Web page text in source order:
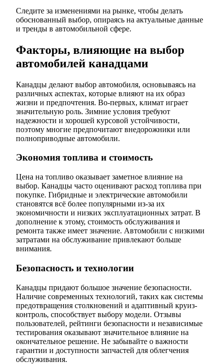
Следите за изменениями на рынке, чтобы делать
обоснованный выбор, опираясь на актуальные данные
и тренды в автомобильной сфере.
Факторы, влияющие на выбор
автомобилей канадцами
Канадцы делают выбор автомобиля, основываясь на
различных аспектах, которые влияют на их образ
жизни и предпочтения. Во-первых, климат играет
значительную роль. Зимние условия требуют
надежности и хорошей курсовой устойчивости,
поэтому многие предпочитают внедорожники или
полноприводные автомобили.
Экономия топлива и стоимость
Цена на топливо оказывает заметное влияние на
выбор. Канадцы часто оценивают расход топлива при
покупке. Гибридные и электрические автомобили
становятся всё более популярными из-за их
экономичности и низких эксплуатационных затрат. В
дополнение к этому, стоимость обслуживания и
ремонта также имеет значение. Автомобили с низкими
затратами на обслуживание привлекают больше
внимания.
Безопасность и технологии
Канадцы придают большое значение безопасности.
Наличие современных технологий, таких как системы
предотвращения столкновений и адаптивный круиз-
контроль, способствует выбору модели. Отзывы
пользователей, рейтинги безопасности и независимые
тестирования оказывают значительное влияние на
окончательное решение. Не забывайте о важности
гарантии и доступности запчастей для облегчения
обслуживания.